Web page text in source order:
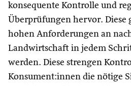
konsequente Kontrolle und
Überprüfungen hervor. Diese
hohen Anforderungen an
Landwirtschaft in jedem
werden. Diese strengen
Konsument:innen die nötige